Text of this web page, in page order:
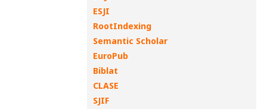
ESJI
RootIndexing
Semantic Scholar
EuroPub
Biblat
CLASE
SJIF